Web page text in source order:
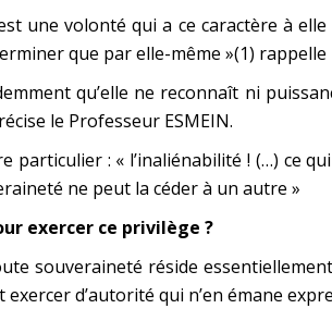
une volonté qui a ce caractère à
que par elle-même »(1) rappelle
qu’elle ne reconnaît ni
le Professeur ESMEIN.
particulier : « l’inaliénabilité ! (…) ce
ne peut la céder à un autre »
exercer ce privilège ?
souveraineté réside
d’autorité qui n’en émane